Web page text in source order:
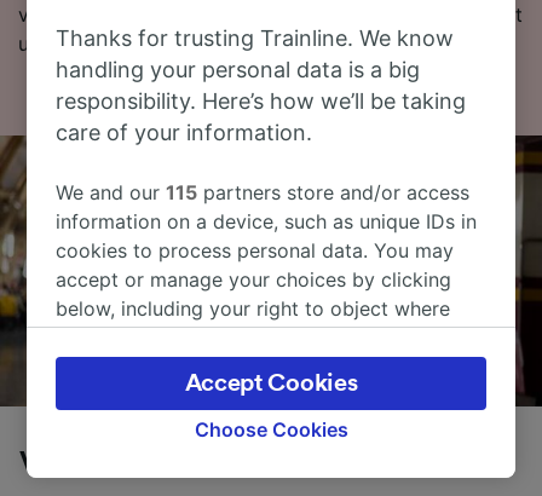
vlaků). Chcete přejít přímo k rezervaci? Začněte hledat
u nás ještě dnes.
Vlaky z Livorno do Palermo
Thanks for trusting Trainline. We know
handling your personal data is a big
responsibility. Here’s how we’ll be taking
care of your information.
We and our115 partners store and/or access
information on a device, such as unique IDs in
cookies to process personal data. You may
accept or manage your choices by clicking
below, including your right to object where
the privacy policy page. These choices will be
signaled to our partners and will not affect
browsing data. Your data will not be used for
track you.
Choose Cookies
Accept Cookies